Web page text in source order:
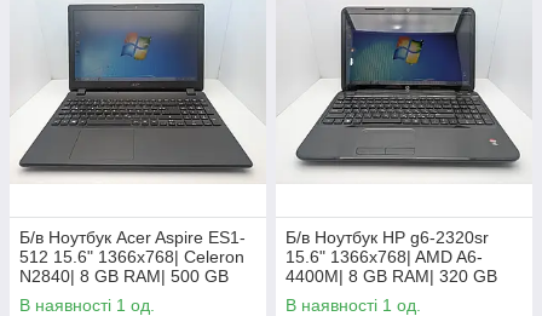
Б/в Ноутбук Acer Aspire ES1-
512 15.6" 1366x768| Celeron
N2840| 8 GB RAM| 500 GB
HDD| HD
В наявності 1 од.
Б/в Ноутбук HP g6-2320sr
15.6" 1366x768| AMD A6-
4400M| 8 GB RAM| 320 GB
HDD| Radeon HD 7520G
В наявності 1 од.